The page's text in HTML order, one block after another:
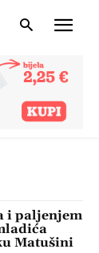
i paljenjem
Matušini